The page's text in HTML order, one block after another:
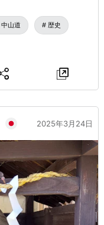
中山道 歴史
2025年3月24日